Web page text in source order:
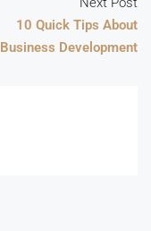
10 Quick Tips About
Business Development